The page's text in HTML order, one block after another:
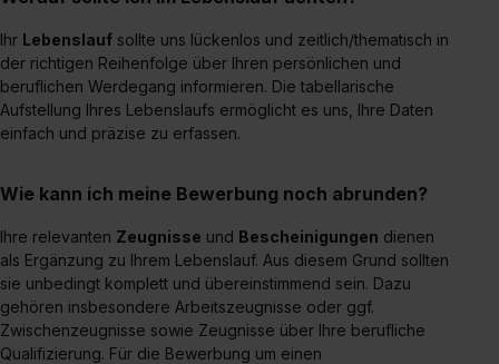
erforderliche personenbezogene Daten an Social Media
Dienste, ggfs. mit Sitz in den USA, übermittelt werden.
Eine Erlaubnis hierfür kannst du auch später noch im
Einzelfall bei dem jeweiligen Inhalt erteilen. Willst du nur
bestimmte Verwendungszwecke zulassen, triff deine
erlauben“. Die Einwilligung zur Platzierung von Cookies
Media und Marketing“ umfasst hierbei die Einwilligung
zur Übermittlung deiner Daten in die USA (Art. 49 Abs. 1
S. 1 lit. a) DS-GVO). Die USA verfügen über kein
angemessenes Datenschutzniveau (EuGH – Schrems
II). Du kannst die von dir erteilte Einwilligung jederzeit mit
Ihr Lebenslauf sollte uns lückenlos und zeitlich/thematisch in
der richtigen Reihenfolge über Ihren persönlichen und
beruflichen Werdegang informieren. Die tabellarische
Aufstellung Ihres Lebenslaufs ermöglicht es uns, Ihre Daten
einfach und präzise zu erfassen.
Wie kann ich meine Bewerbung noch abrunden?
Ihre relevanten Zeugnisse und Bescheinigungen dienen
als Ergänzung zu Ihrem Lebenslauf. Aus diesem Grund sollten
sie unbedingt komplett und übereinstimmend sein. Dazu
gehören insbesondere Arbeitszeugnisse oder ggf.
Zwischenzeugnisse sowie Zeugnisse über Ihre berufliche
Qualifizierung. Für die Bewerbung um einen